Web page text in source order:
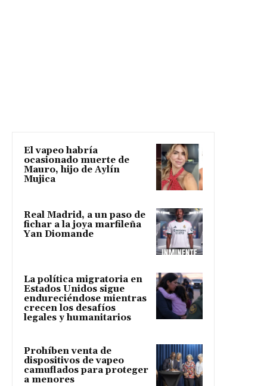
El vapeo habría
ocasionado muerte de
Mauro, hijo de Aylín
Mujica
Real Madrid, a un paso de
fichar a la joya marfileña
Yan Diomande
La política migratoria en
Estados Unidos sigue
endureciéndose mientras
crecen los desafíos
legales y humanitarios
Prohíben venta de
dispositivos de vapeo
camuflados para proteger
a menores